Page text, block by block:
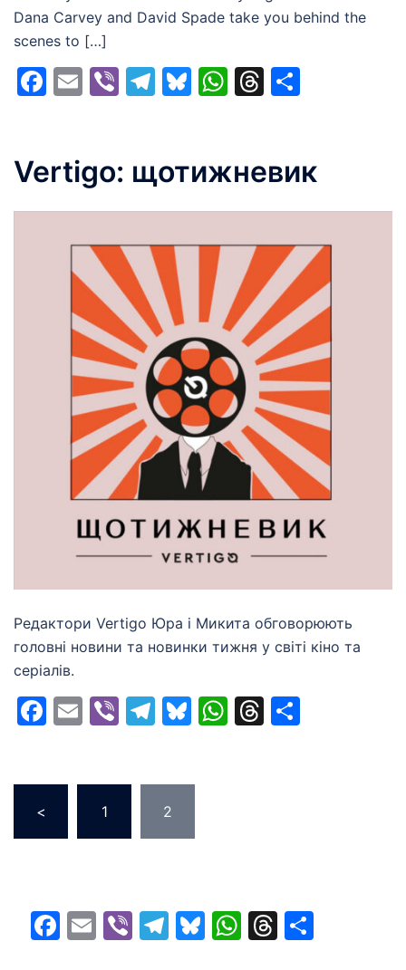
Dana Carvey and David Spade take you behind the
scenes to […]
Facebook
EmailViberTelegram
Bluesky
WhatsApp
Threads
Vertigo: щотижневик
Редактори Vertigo Юра і Микита обговорюють
головні новини та новинки тижня у світі кіно та
серіалів.
Facebook
EmailViberTelegram
Bluesky
WhatsApp
Threads
pagination
< 1 2
Facebook
EmailViberTelegram
Bluesky
WhatsApp
Threads